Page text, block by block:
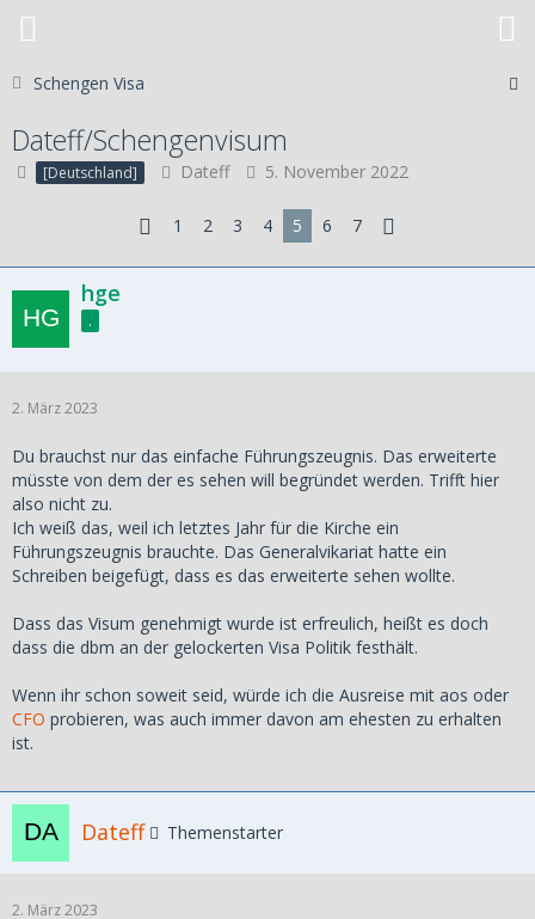
Schengen Visa
Dateff/Schengenvisum
[Deutschland] Dateff 5. November 2022
1 2 3 4 5 6 7
hge
.
2. März 2023
Du brauchst nur das einfache Führungszeugnis. Das erweiterte
müsste von dem der es sehen will begründet werden. Trifft hier
also nicht zu.
Ich weiß das, weil ich letztes Jahr für die Kirche ein
Führungszeugnis brauchte. Das Generalvikariat hatte ein
Schreiben beigefügt, dass es das erweiterte sehen wollte.
Dass das Visum genehmigt wurde ist erfreulich, heißt es doch
dass die dbm an der gelockerten Visa Politik festhält.
Wenn ihr schon soweit seid, würde ich die Ausreise mit aos oder
CFO probieren, was auch immer davon am ehesten zu erhalten
ist.
Dateff Themenstarter
2. März 2023